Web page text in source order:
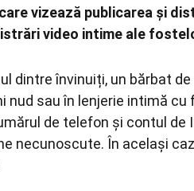
vizează publicarea și
video intime ale
dintre învinuiți, un bărbat
nud sau în lenjerie intimă
de telefon și contul de
necunoscute. În același